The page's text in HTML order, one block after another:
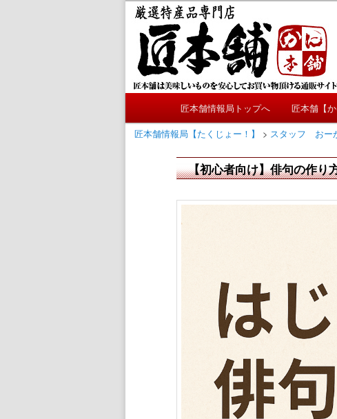
匠本舗情報局【
かにやおせちについてのおもしろ情
ン
メ
ン
匠本舗情報局トップへ
匠本舗【
匠本舗情報局【たくじょー！】
> スタッフ おー
【初心者向け】俳句の作り